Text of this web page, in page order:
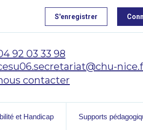
S'enregistrer
92 03 33 98
contacter
et Handicap Supports